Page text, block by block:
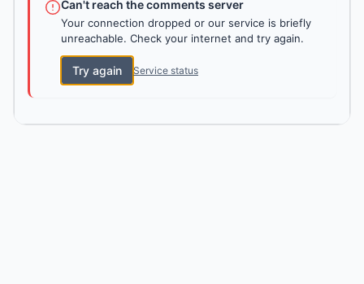
Can't reach the comments server
Your connection dropped or our service is briefly
unreachable. Check your internet and try again.
Try again Service status